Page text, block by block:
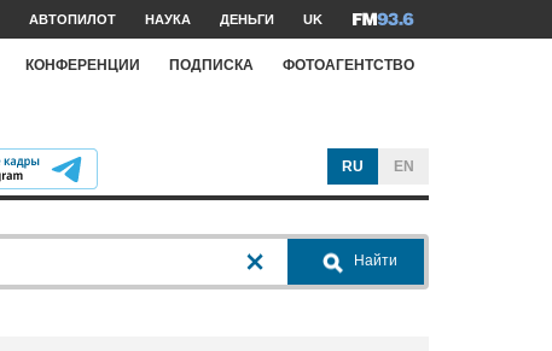
АВТОПИЛОТ НАУКА ДЕНЬГИ UK
КОНФЕРЕНЦИИ ПОДПИСКА ФОТОАГЕНТСТВО
RU EN
Найти